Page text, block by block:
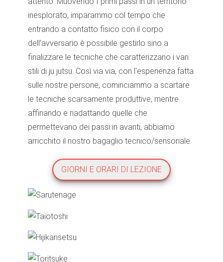
inesplorato, imparammo col tempo che
entrando a contatto fisico con il corpo
dell’avversario è possibile gestirlo sino a
finalizzare le tecniche che caratterizzano i vari
stili di ju jutsu. Così via via, con l'esperienza fatta
sulle nostre persone, cominciammo a scartare
le tecniche scarsamente produttive, mentre
affinando e riadattando quelle che
permettevano dei passi in avanti, abbiamo
arricchito il nostro bagaglio tecnico/sensoriale.
GIORNI E ORARI DI LEZIONE